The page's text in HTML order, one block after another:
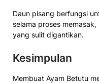
Daun pisang berfungsi
selama proses
yang sulit digantikan.
Kesimpulan
Membuat Ayam Betutu